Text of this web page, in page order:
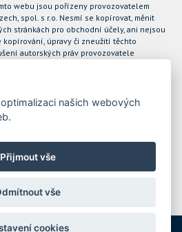
webu jsou pořízeny provozovatelem
spol. s r.o. Nesmí se kopírovat, měnit
stránkách pro obchodní účely, ani nejsou
kopírování, úpravy či zneužití těchto
autorských práv provozovatele
a společnost Curaden Czech, spol. s r.o.
cestou.
přijatou tržbu u správce daně online;
nejpozději do 48 hodin. Tržby jsou
našich webových
Přijmout vše
vše
cookies